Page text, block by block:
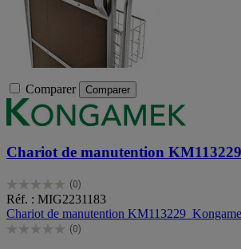
Comparer Comparer
Chariot de manutention
(0)
0.0
sur
5
étoiles.
Réf. : MIG2231183
Chariot de manutention
(0)
0.0